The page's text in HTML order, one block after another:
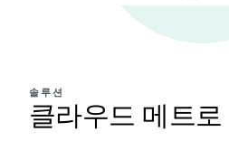
솔루션
클라우드 메트로